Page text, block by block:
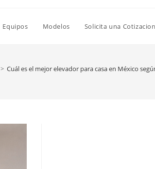
Equipos Modelos Solicita una Cotizacion
> Cuál es el mejor elevador para casa en México